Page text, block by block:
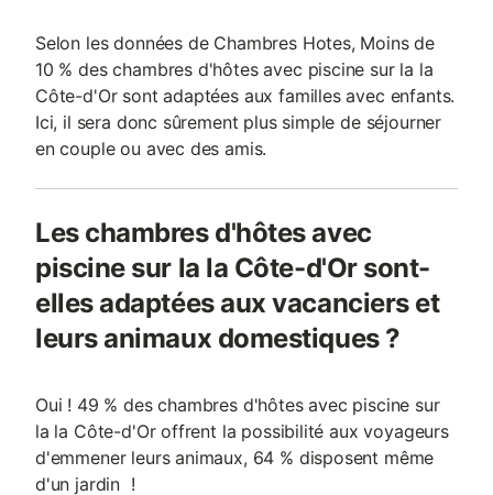
Selon les données de Chambres Hotes, Moins de
10 % des chambres d'hôtes avec piscine sur la la
Côte-d'Or sont adaptées aux familles avec enfants.
Ici, il sera donc sûrement plus simple de séjourner
en couple ou avec des amis.
Les chambres d'hôtes avec
piscine sur la la Côte-d'Or sont-
elles adaptées aux vacanciers et
leurs animaux domestiques ?
Oui ! 49 % des chambres d'hôtes avec piscine sur
la la Côte-d'Or offrent la possibilité aux voyageurs
d'emmener leurs animaux, 64 % disposent même
d'un jardin !